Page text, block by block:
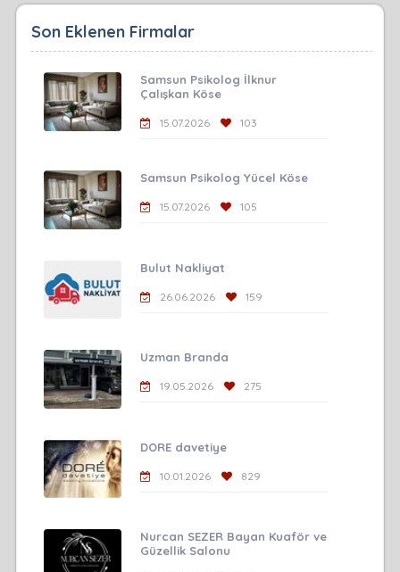
Son Eklenen Firmalar
Samsun Psikolog İlknur
Çalışkan Köse
15.07.2026 103
Samsun Psikolog Yücel Köse
15.07.2026 105
Bulut Nakliyat
26.06.2026 159
Uzman Branda
19.05.2026 275
DORE davetiye
10.01.2026 829
Nurcan SEZER Bayan Kuaför ve
Güzellik Salonu